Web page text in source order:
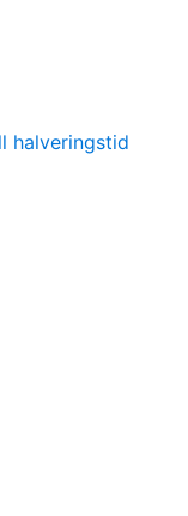
halveringstid